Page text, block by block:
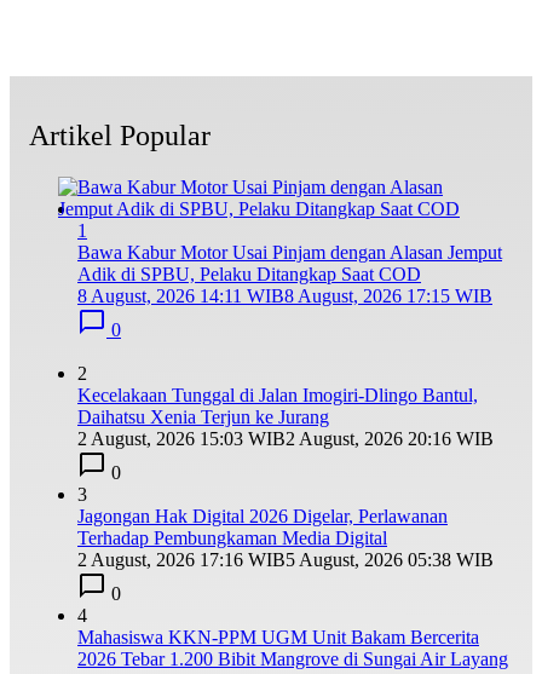
Artikel Popular
1
Bawa Kabur Motor Usai Pinjam dengan Alasan Jemput
Adik di SPBU, Pelaku Ditangkap Saat COD
8 August, 2026 14:11 WIB8 August, 2026 17:15 WIB
0
2
Kecelakaan Tunggal di Jalan Imogiri-Dlingo Bantul,
Daihatsu Xenia Terjun ke Jurang
2 August, 2026 15:03 WIB2 August, 2026 20:16 WIB
0
3
Jagongan Hak Digital 2026 Digelar, Perlawanan
Terhadap Pembungkaman Media Digital
2 August, 2026 17:16 WIB5 August, 2026 05:38 WIB
0
4
Mahasiswa KKN-PPM UGM Unit Bakam Bercerita
2026 Tebar 1.200 Bibit Mangrove di Sungai Air Layang